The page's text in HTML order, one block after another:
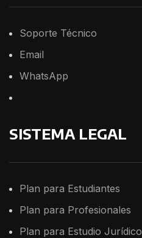
Soporte Técnico
Email
WhatsApp
SISTEMA LEGAL
Plan para Estudiantes
Plan para Profesionales
Plan para Estudio Jurídico